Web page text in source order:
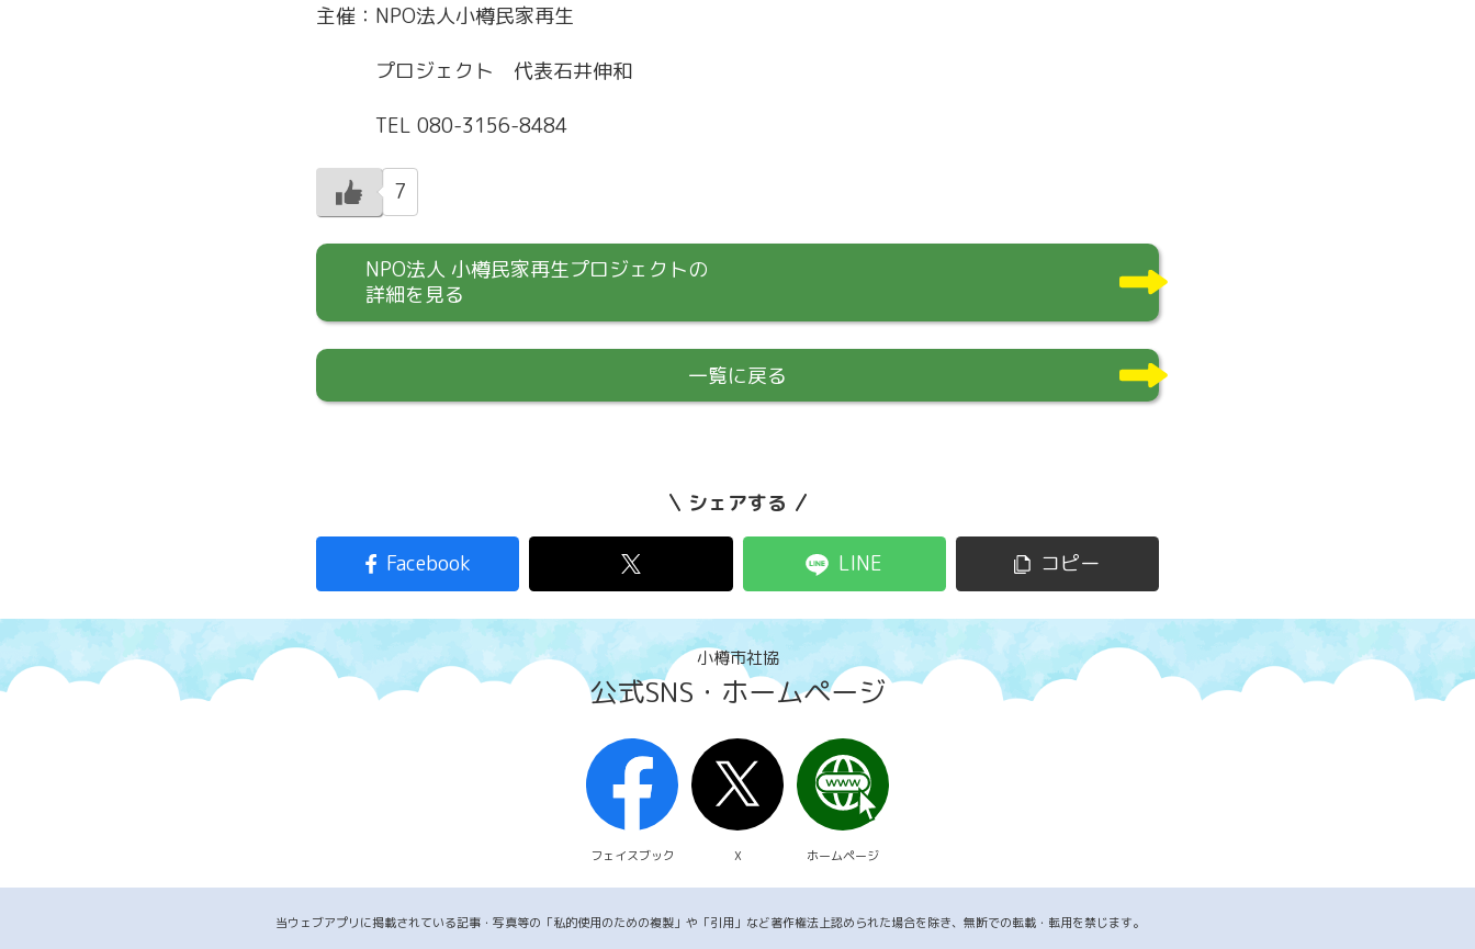
主催：NPO法人小樽民家再生
プロジェクト 代表石井伸和
TEL 080-3156-8484
7
NPO法人 小樽民家再生プロジェクトの
詳細を見る
一覧に戻る
シェアする
Facebook LINE コピー
小樽市社協
公式SNS・ホームページ
フェイスブック X ホームページ
当ウェブアプリに掲載されている記事・写真等の「私的使用のための複製」や「引用」など著作権法上認められた場合を除き、無断での転載・転用を禁じます。